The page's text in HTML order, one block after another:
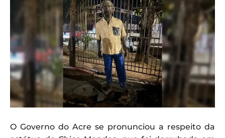
O Governo do Acre se pronunciou a respeito da